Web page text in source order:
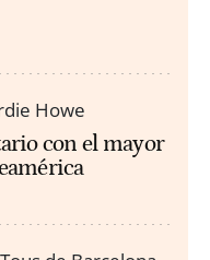
con el mayor